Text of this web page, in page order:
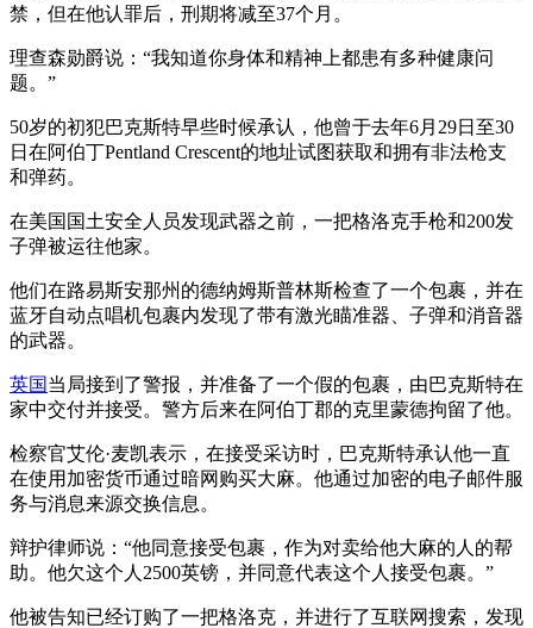
禁，但在他认罪后，刑期将减至37个月。
理查森勋爵说：“我知道你身体和精神上都患有多种健康问
题。”
50岁的初犯巴克斯特早些时候承认，他曾于去年6月29日至30
日在阿伯丁Pentland Crescent的地址试图获取和拥有非法枪支
和弹药。
在美国国土安全人员发现武器之前，一把格洛克手枪和200发
子弹被运往他家。
他们在路易斯安那州的德纳姆斯普林斯检查了一个包裹，并在
蓝牙自动点唱机包裹内发现了带有激光瞄准器、子弹和消音器
的武器。
英国当局接到了警报，并准备了一个假的包裹，由巴克斯特在
家中交付并接受。警方后来在阿伯丁郡的克里蒙德拘留了他。
检察官艾伦·麦凯表示，在接受采访时，巴克斯特承认他一直
在使用加密货币通过暗网购买大麻。他通过加密的电子邮件服
务与消息来源交换信息。
辩护律师说：“他同意接受包裹，作为对卖给他大麻的人的帮
助。他欠这个人2500英镑，并同意代表这个人接受包裹。”
他被告知已经订购了一把格洛克，并进行了互联网搜索，发现